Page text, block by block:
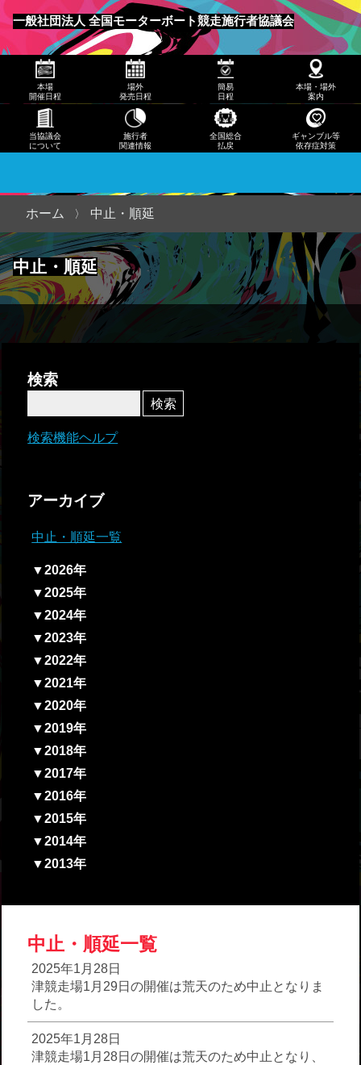
一般社団法人 全国モーターボート競走施行者協議会
メニュー
発売
日程
日程
本
場・
当協
議会
につ
いて
本場
開催日程
場外
発売日程
簡易
日程
本場・場外
案内
当協議会
について
施行者
関連情報
全国総合
払戻
ギャンブル等
依存症対策
中止・順延
ホーム 中止・順延
検索
検索機能ヘルプ
アーカイブ
中止・順延一覧
▼2026年
▼2025年
▼2024年
▼2023年
▼2022年
▼2021年
▼2020年
▼2019年
▼2018年
▼2017年
▼2016年
▼2015年
▼2014年
▼2013年
中止・順延一覧
2025年1月28日
津競走場1月29日の開催は荒天のため中止となりま
した。
2025年1月28日
津競走場1月28日の開催は荒天のため中止となり、